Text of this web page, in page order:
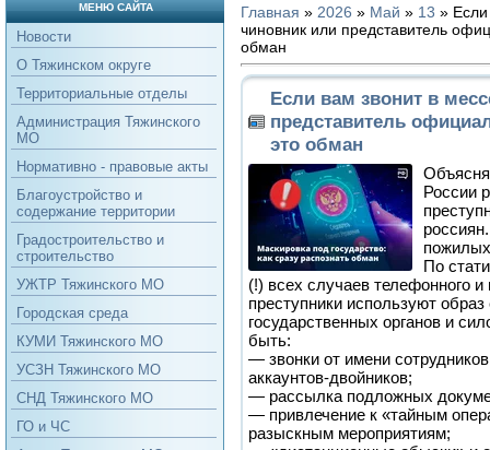
МЕНЮ САЙТА
Новости
О Тяжинском округе
Территориальные отделы
Администрация Тяжинского
МО
Нормативно - правовые акты
Благоустройство и
содержание территории
Градостроительство и
строительство
УЖТР Тяжинского МО
Городская среда
КУМИ Тяжинского МО
УСЗН Тяжинского МО
СНД Тяжинского МО
ГО и ЧС
Главная » 2026 » Май » 13 »
чиновник или представитель
обман
Если вам звонит в
представитель
это обман
России
По
(!) всех случаев телефонного
преступники используют образ
государственных органов и
быть:
— звонки от имени
аккаунтов-двойников;
— рассылка подложных
— привлечение к «тайным
разыскным мероприятиям;